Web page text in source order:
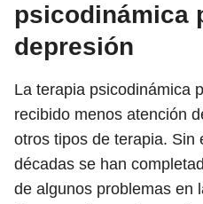
psicodinámica
depresión
La terapia psicodinámica
recibido menos atención
otros tipos de terapia. Sin
décadas se han
de algunos problemas en